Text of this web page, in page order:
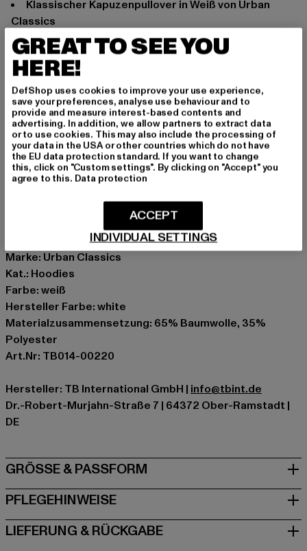
Klassischer Kapuzenpullover in Weiß von Urban
Classics
Kapuze mit Kordelzug
Aufgesetzte Kängurutasche
festen Halt ohne verrutschen
Bequemer Materialmix bietet exzellenten
Tragekomfort
Weich aufgeraute Innenseite für zusätzlichen
Schutz und Wärme
Normal geschnitten
Ausschnitt: Kapuze mit Kordelzug
Marke: Urban Classics
Kat.: Hoodies
Farbe: weiß
Hersteller Farbe: white
Materialzusammensetzung: 65% Baumwolle, 35%
Polyester
Art.Nr: TB014-00220
Hersteller: TB International GmbH | info@tbint.de
Dr.-Robert-Murjahn-Straße 7 | 64372 Ober-Ramstadt |
DE
GRÖSSE & PASSFORM
PFLEGEHINWEISE
LIEFERUNG & RÜCKGABE
GREAT TO SEE YOU
HERE!
DefShop uses cookies to improve your use experience,
save your preferences, analyse use behaviour and to
provide and measure interest-based contents and
advertising. In addition, we allow partners to extract data
or to use cookies. This may also include the processing of
your data in the USA or other countries which do not have
the EU data protection standard. If you want to change
this, click on "Custom settings". By clicking on "Accept" you
agree to this. Data protection
INDIVIDUAL SETTINGS
ACCEPT